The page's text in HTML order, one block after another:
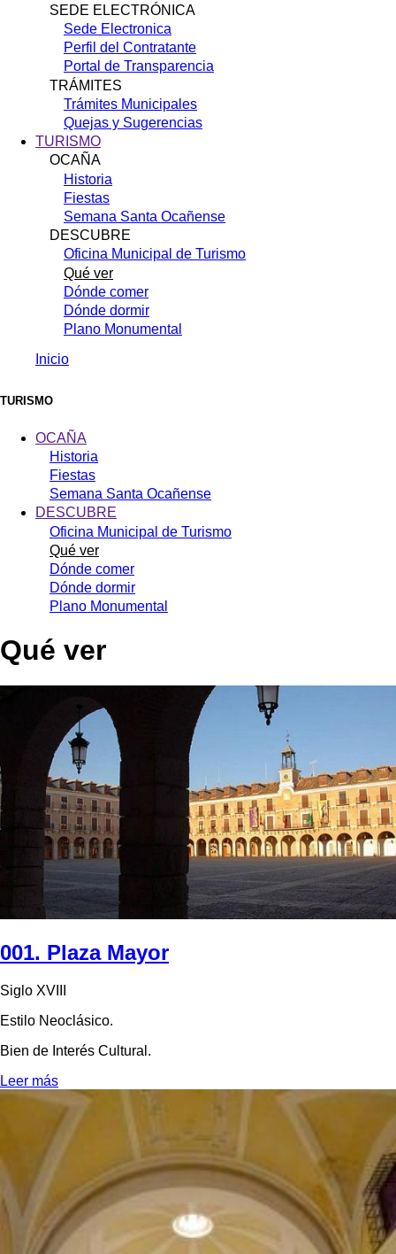
SEDE ELECTRÓNICA
Sede Electronica
Perfil del Contratante
Portal de Transparencia
TRÁMITES
Trámites Municipales
Quejas y Sugerencias
TURISMO
OCAÑA
Historia
Fiestas
Semana Santa Ocañense
DESCUBRE
Oficina Municipal de Turismo
Qué ver
Dónde comer
Dónde dormir
Plano Monumental
enlaces
de
ayuda
navegación
Inicio
TURISMO
OCAÑA
Historia
Fiestas
Semana Santa Ocañense
DESCUBRE
Oficina Municipal de Turismo
Qué ver
Dónde comer
Dónde dormir
Plano Monumental
Qué ver
001. Plaza Mayor
Siglo XVIII
Estilo Neoclásico.
Bien de Interés Cultural.
Leer más